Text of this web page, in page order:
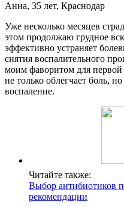
Анна, 35 лет, Краснодар
Уже несколько месяцев
этом продолжаю грудное
эффективно устраняет
снятия воспалительного
моим фаворитом для
не только облегчает боль,
воспаление.
Читайте также:
Выбор антибиотиков
рекомендации